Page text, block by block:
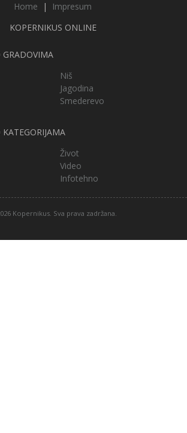
Home |
Impresum
KOPERNIKUS ONLINE
GRADOVIMA
Niš
Jagodina
Smederevo
KATEGORIJAMA
Život
Video
Infotehno
Kopernikus. Sva prava zadržana.